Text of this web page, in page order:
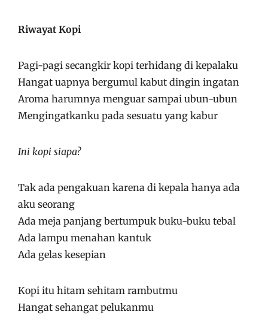
Riwayat Kopi
Pagi-pagi secangkir kopi terhidang di kepalaku
Hangat uapnya bergumul kabut dingin ingatan
Aroma harumnya menguar sampai ubun-ubun
Mengingatkanku pada sesuatu yang kabur
Ini kopi siapa?
Tak ada pengakuan karena di kepala hanya ada
aku seorang
Ada meja panjang bertumpuk buku-buku tebal
Ada lampu menahan kantuk
Ada gelas kesepian
Kopi itu hitam sehitam rambutmu
Hangat sehangat pelukanmu